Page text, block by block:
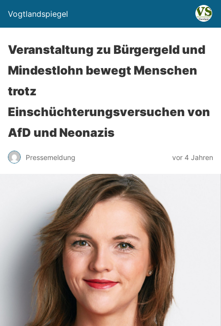
Vogtlandspiegel
Veranstaltung zu Bürgergeld und
Mindestlohn bewegt Menschen
trotz
Einschüchterungsversuchen von
AfD und Neonazis
Pressemeldung vor 4 Jahren